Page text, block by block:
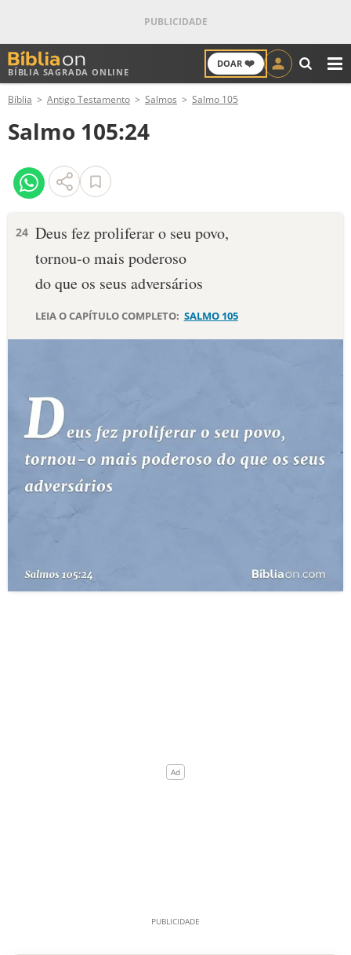
BÍBLIA SAGRADA ONLINE
DOAR ❤️
ANTIGO TESTAMENTO
NOVO TESTAMENTO
VERSÍCULOS
PALAVRA DO DIA
DEVOCIONAL DIÁRIO
ESTUDOS BÍBLICOS
ESBOÇOS DE PREGAÇÃO
PERGUNTE À BÍBLIA
TERMO BÍBLICO
Bíblia Antigo Testamento Salmos Salmo 105
Salmo 105:24
24 Deus fez proliferar o seu povo,
tornou-o mais poderoso
do que os seus adversários
LEIA O CAPÍTULO COMPLETO: SALMO 105